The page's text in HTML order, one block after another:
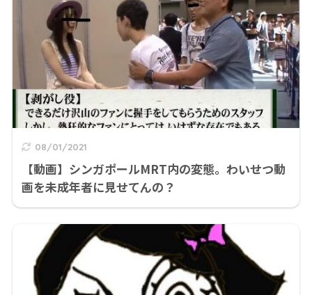
08/01/2021
【動画】シンガポールMRT内の変態。わいせつ動
画を未成年者に見せてんの？